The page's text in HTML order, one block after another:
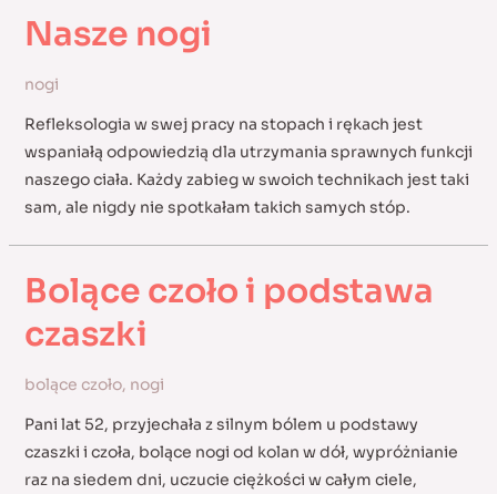
Nasze nogi
nogi
Refleksologia w swej pracy na stopach i rękach jest
wspaniałą odpowiedzią dla utrzymania sprawnych funkcji
naszego ciała. Każdy zabieg w swoich technikach jest taki
sam, ale nigdy nie spotkałam takich samych stóp.
Bolące czoło i podstawa
czaszki
bolące czoło, nogi
Pani lat 52, przyjechała z silnym bólem u podstawy
czaszki i czoła, bolące nogi od kolan w dół, wypróżnianie
raz na siedem dni, uczucie ciężkości w całym ciele,